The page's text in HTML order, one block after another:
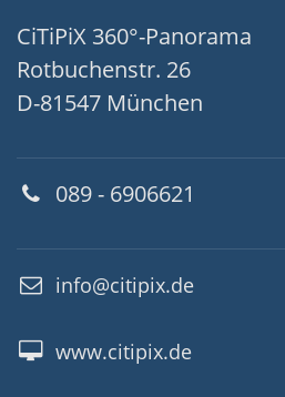
CiTiPiX 360°-Panorama
Rotbuchenstr. 26
D-81547 München
089 - 6906621
info@citipix.de
www.citipix.de